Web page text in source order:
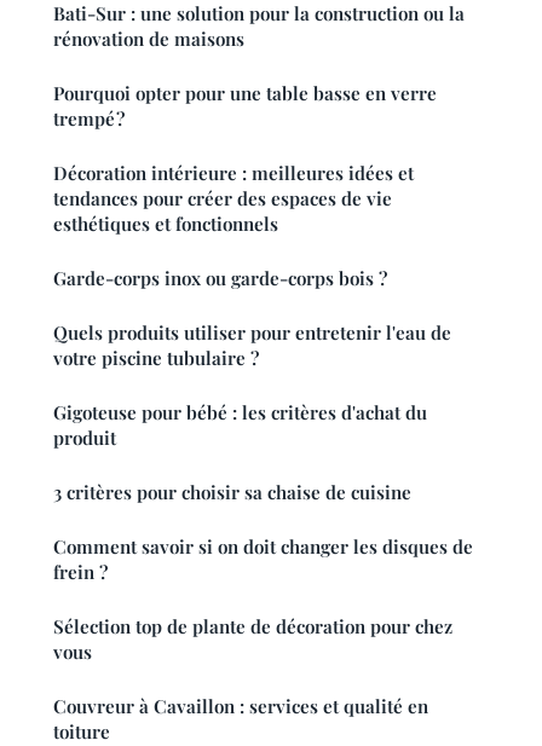
Bati-Sur : une solution pour la construction ou la
rénovation de maisons
Pourquoi opter pour une table basse en verre
trempé ?
Décoration intérieure : meilleures idées et
tendances pour créer des espaces de vie
esthétiques et fonctionnels
Garde-corps inox ou garde-corps bois ?
Quels produits utiliser pour entretenir l'eau de
votre piscine tubulaire ?
Gigoteuse pour bébé : les critères d'achat du
produit
3 critères pour choisir sa chaise de cuisine
Comment savoir si on doit changer les disques de
frein ?
Sélection top de plante de décoration pour chez
vous
Couvreur à Cavaillon : services et qualité en
toiture